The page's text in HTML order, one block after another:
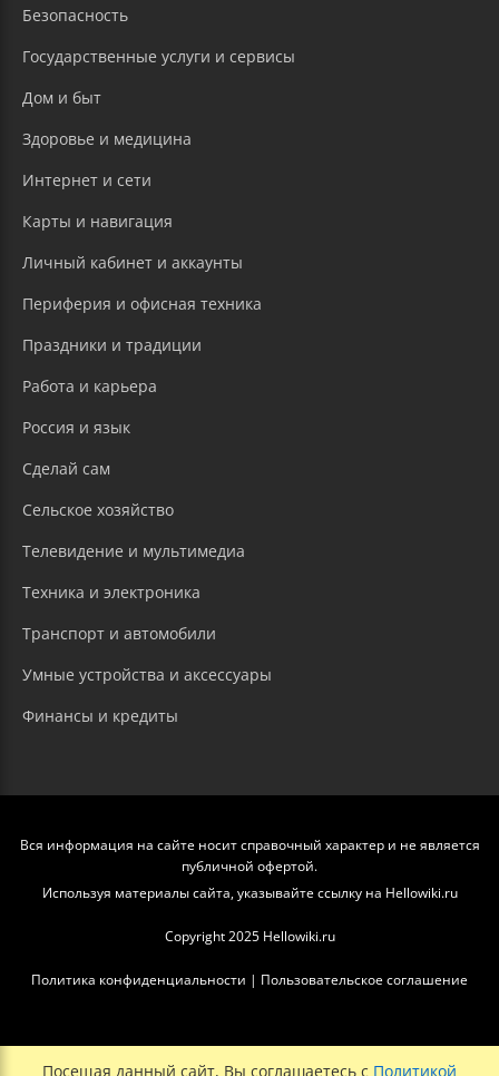
Безопасность
Государственные услуги и сервисы
Дом и быт
Здоровье и медицина
Интернет и сети
Карты и навигация
Личный кабинет и аккаунты
Периферия и офисная техника
Праздники и традиции
Работа и карьера
Россия и язык
Сделай сам
Сельское хозяйство
Телевидение и мультимедиа
Техника и электроника
Транспорт и автомобили
Умные устройства и аксессуары
Финансы и кредиты
Вся информация на сайте носит справочный характер и не является
публичной офертой.
Используя материалы сайта, указывайте ссылку на Hellowiki.ru
Copyright 2025 Hellowiki.ru
Политика конфиденциальности | Пользовательское соглашение
Посещая данный сайт, Вы соглашаетесь с Политикой